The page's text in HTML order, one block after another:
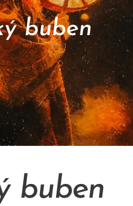
buben
buben